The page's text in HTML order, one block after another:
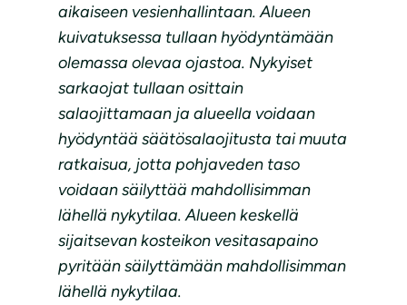
aikaiseen vesienhallintaan. Alueen
kuivatuksessa tullaan hyödyntämään
olemassa olevaa ojastoa. Nykyiset
sarkaojat tullaan osittain
salaojittamaan ja alueella voidaan
hyödyntää säätösalaojitusta tai muuta
ratkaisua, jotta pohjaveden taso
voidaan säilyttää mahdollisimman
lähellä nykytilaa. Alueen keskellä
sijaitsevan kosteikon vesitasapaino
pyritään säilyttämään mahdollisimman
lähellä nykytilaa.